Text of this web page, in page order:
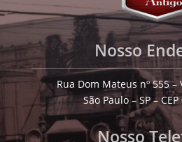
Nosso
Rua Dom Mateus nº 555
São Paulo – SP –
Nosso